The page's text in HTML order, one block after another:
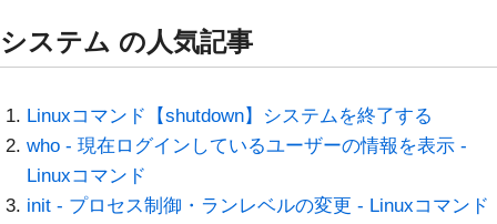
システム の人気記事
Linuxコマンド【shutdown】システムを終了する
who - 現在ログインしているユーザーの情報を表示 -
Linuxコマンド
init - プロセス制御・ランレベルの変更 - Linuxコマンド